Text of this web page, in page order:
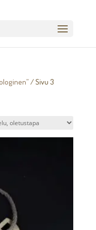
/ Sivu 3